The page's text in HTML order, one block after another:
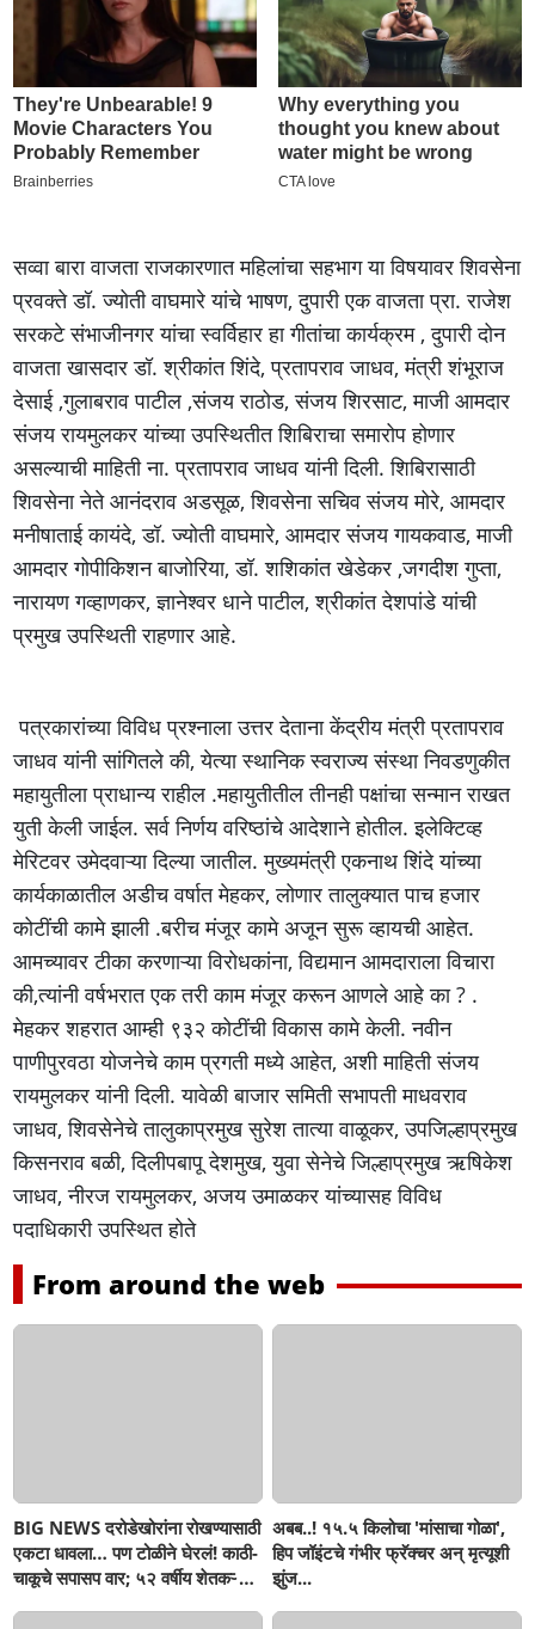
सव्वा बारा वाजता राजकारणात महिलांचा सहभाग या विषयावर शिवसेना
प्रवक्ते डॉ. ज्योती वाघमारे यांचे भाषण, दुपारी एक वाजता प्रा. राजेश
सरकटे संभाजीनगर यांचा स्वर्विहार हा गीतांचा कार्यक्रम , दुपारी दोन
वाजता खासदार डॉ. श्रीकांत शिंदे, प्रतापराव जाधव, मंत्री शंभूराज
देसाई ,गुलाबराव पाटील ,संजय राठोड, संजय शिरसाट, माजी आमदार
संजय रायमुलकर यांच्या उपस्थितीत शिबिराचा समारोप होणार
असल्याची माहिती ना. प्रतापराव जाधव यांनी दिली. शिबिरासाठी
शिवसेना नेते आनंदराव अडसूळ, शिवसेना सचिव संजय मोरे, आमदार
मनीषाताई कायंदे, डॉ. ज्योती वाघमारे, आमदार संजय गायकवाड, माजी
आमदार गोपीकिशन बाजोरिया, डॉ. शशिकांत खेडेकर ,जगदीश गुप्ता,
नारायण गव्हाणकर, ज्ञानेश्वर धाने पाटील, श्रीकांत देशपांडे यांची
प्रमुख उपस्थिती राहणार आहे.
पत्रकारांच्या विविध प्रश्नाला उत्तर देताना केंद्रीय मंत्री प्रतापराव
जाधव यांनी सांगितले की, येत्या स्थानिक स्वराज्य संस्था निवडणुकीत
महायुतीला प्राधान्य राहील .महायुतीतील तीनही पक्षांचा सन्मान राखत
युती केली जाईल. सर्व निर्णय वरिष्ठांचे आदेशाने होतील. इलेक्टिव्ह
मेरिटवर उमेदवाऱ्या दिल्या जातील. मुख्यमंत्री एकनाथ शिंदे यांच्या
कार्यकाळातील अडीच वर्षात मेहकर, लोणार तालुक्यात पाच हजार
कोटींची कामे झाली .बरीच मंजूर कामे अजून सुरू व्हायची आहेत.
आमच्यावर टीका करणाऱ्या विरोधकांना, विद्यमान आमदाराला विचारा
की,त्यांनी वर्षभरात एक तरी काम मंजूर करून आणले आहे का ? .
मेहकर शहरात आम्ही ९३२ कोटींची विकास कामे केली. नवीन
पाणीपुरवठा योजनेचे काम प्रगती मध्ये आहेत, अशी माहिती संजय
रायमुलकर यांनी दिली. यावेळी बाजार समिती सभापती माधवराव
जाधव, शिवसेनेचे तालुकाप्रमुख सुरेश तात्या वाळूकर, उपजिल्हाप्रमुख
किसनराव बळी, दिलीपबापू देशमुख, युवा सेनेचे जिल्हाप्रमुख ऋषिकेश
जाधव, नीरज रायमुलकर, अजय उमाळकर यांच्यासह विविध
पदाधिकारी उपस्थित होते
From around the web
BIG NEWS दरोडेखोरांना रोखण्यासाठी
एकटा धावला… पण टोळीने घेरलं! काठी-
चाकूचे सपासप वार; ५२ वर्षीय शेतकऱ्याचा
अबब..! १५.५ किलोचा 'मांसाचा गोळा',
हिप जॉइंटचे गंभीर फ्रॅक्चर अन् मृत्यूशी
झुंज...